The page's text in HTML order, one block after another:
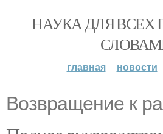
НАУКА ДЛЯ
главная новости
Возвращение к